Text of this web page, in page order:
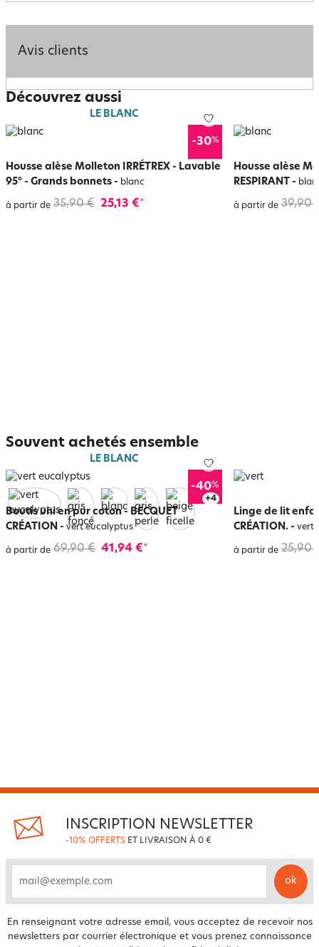
Avis clients
Découvrez aussi
LE BLANC
-30%
Housse alèse Molleton IRRÉTREX - Lavable
95° - Grands bonnets - blanc
à partir de 35,90 € 25,13 €*
Housse alèse
RESPIRANT -
à partir de 39,90
Souvent achetés ensemble
LE BLANC
-40%
+8
Boutis uni en pur coton - BECQUET
CRÉATION - vert eucalyptus
à partir de 69,90 € 41,94 €*
Linge de lit
CRÉATION. - vert
à partir de 25,90
INSCRIPTION NEWSLETTER
-10% OFFERTS ET LIVRAISON À 0 €
email
ok
En renseignant votre adresse email, vous acceptez de recevoir nos
newsletters par courrier électronique et vous prenez connaissance